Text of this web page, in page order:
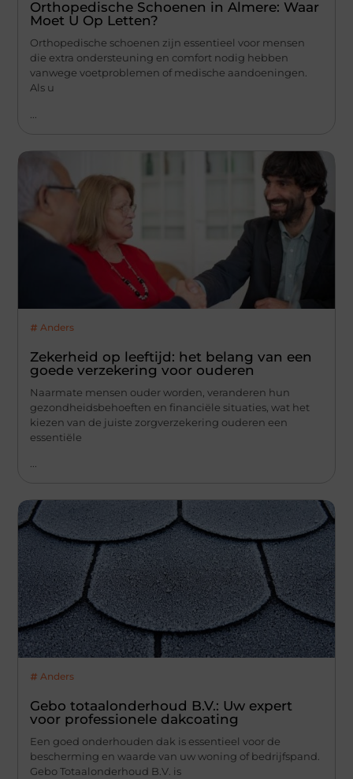
Orthopedische Schoenen in Almere: Waar
Moet U Op Letten?
Orthopedische schoenen zijn essentieel voor mensen
die extra ondersteuning en comfort nodig hebben
vanwege voetproblemen of medische aandoeningen.
Als u
Anders
Zekerheid op leeftijd: het belang van een
goede verzekering voor ouderen
Naarmate mensen ouder worden, veranderen hun
gezondheidsbehoeften en financiële situaties, wat het
kiezen van de juiste zorgverzekering ouderen een
essentiële
Anders
Gebo totaalonderhoud B.V.: Uw expert
voor professionele dakcoating
Een goed onderhouden dak is essentieel voor de
bescherming en waarde van uw woning of bedrijfspand.
Gebo Totaalonderhoud B.V. is